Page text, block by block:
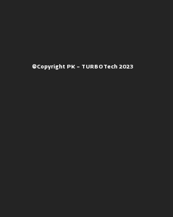
©Copyright PK – TURBOTech 2023